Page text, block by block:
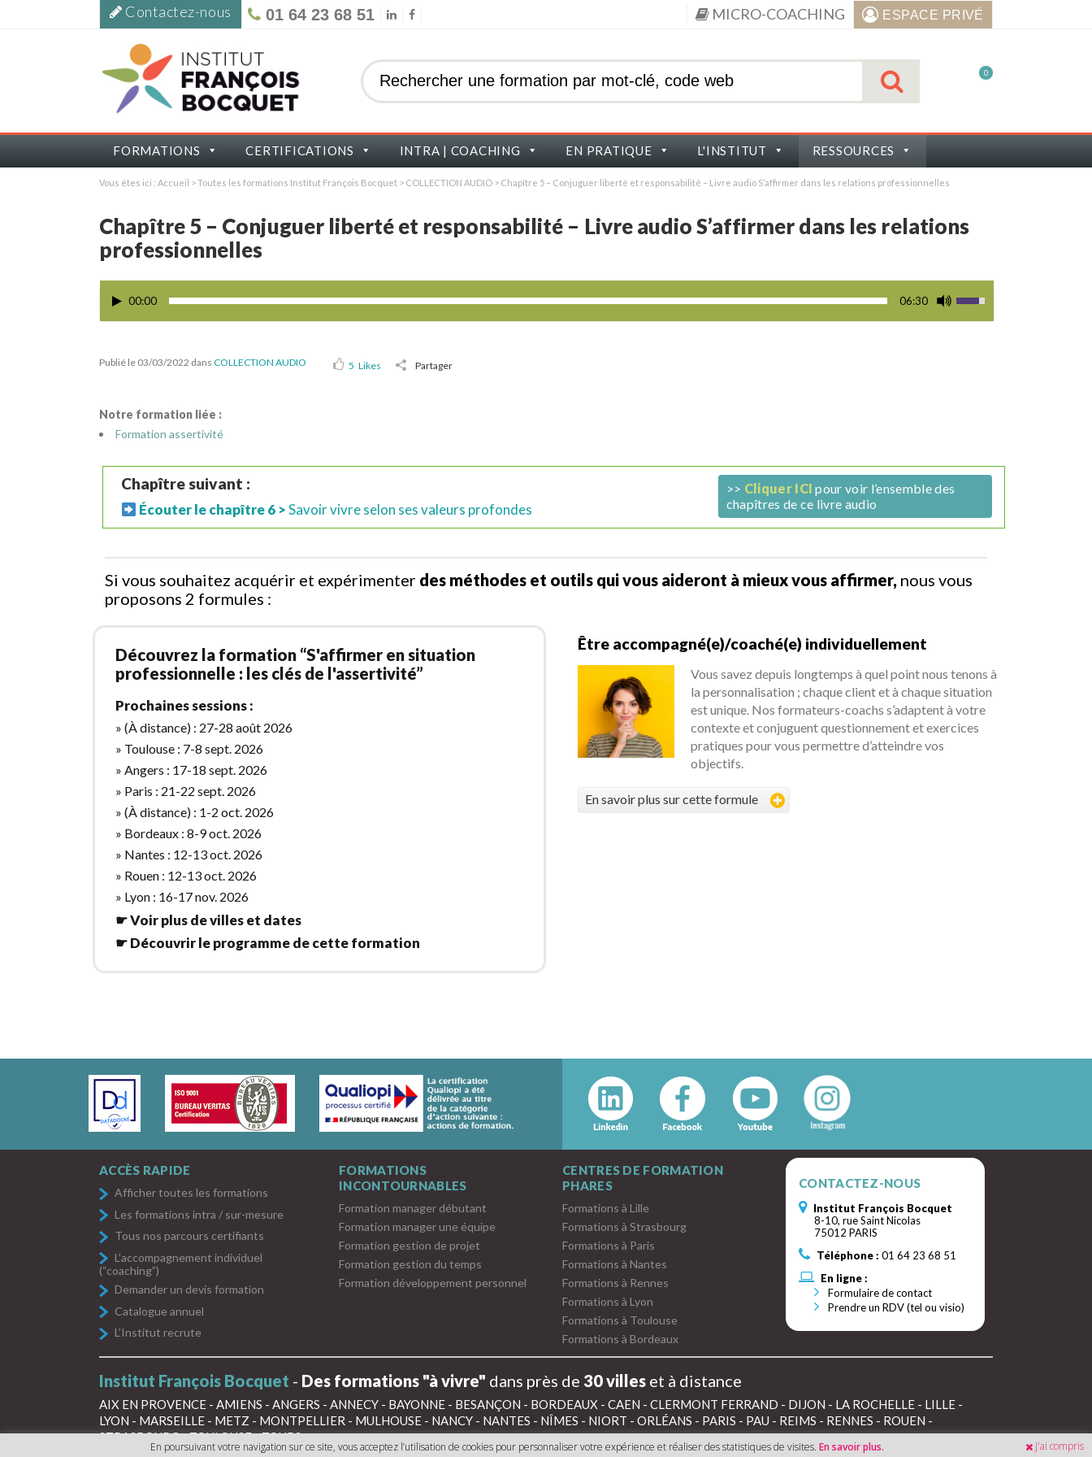
Contactez-nous 01 64 23 68 51 MICRO-COACHING ESPACE PRIVÉ
0
FORMATIONS CERTIFICATIONS INTRA | COACHING EN PRATIQUE L'INSTITUT RESSOURCES
Vous êtes ici : Accueil >Toutes les formations Institut François Bocquet > COLLECTION AUDIO > Chapître 5 – Conjuguer liberté et responsabilité – Livre audio S’affirmer dans les relations professionnelles
Chapître 5 – Conjuguer liberté et responsabilité – Livre audio S’affirmer dans les relations
professionnelles
00:00 06:30
Publié le 03/03/2022 dans COLLECTION AUDIO 5 Likes Partager
Notre formation liée :
Formation assertivité
Chapître suivant :
Écouter le chapître 6 >Savoir vivre selon ses valeurs profondes
>> Cliquer ICI pour voir l’ensemble des
chapîtres de ce livre audio
Si vous souhaitez acquérir et expérimenter des méthodes et outils qui vous aideront à mieux vous affirmer, nous vous
proposons 2 formules :
Découvrez la formation “S'affirmer en situation
professionnelle : les clés de l'assertivité”
Prochaines sessions :
» (À distance) : 27-28 août 2026
» Toulouse : 7-8 sept. 2026
» Angers : 17-18 sept. 2026
» Paris : 21-22 sept. 2026
» (À distance) : 1-2 oct. 2026
» Bordeaux : 8-9 oct. 2026
» Nantes : 12-13 oct. 2026
» Rouen : 12-13 oct. 2026
» Lyon : 16-17 nov. 2026
☛ Voir plus de villes et dates
☛ Découvrir le programme de cette formation
Être accompagné(e)/coaché(e) individuellement
Vous savez depuis longtemps à quel point nous tenons à
la personnalisation ; chaque client et à chaque situation
est unique. Nos formateurs-coachs s’adaptent à votre
contexte et conjuguent questionnement et exercices
pratiques pour vous permettre d’atteindre vos
objectifs.
En savoir plus sur cette formule
ACCÈS RAPIDE
Afficher toutes les formations
Les formations intra / sur-mesure
Tous nos parcours certifiants
L’accompagnement individuel
(“coaching”)
Demander un devis formation
Catalogue annuel
L’Institut recrute
FORMATIONS
INCONTOURNABLES
Formation manager débutant
Formation manager une équipe
Formation gestion de projet
Formation gestion du temps
Formation développement personnel
CENTRES DE FORMATION
PHARES
Formations à Lille
Formations à Strasbourg
Formations à Paris
Formations à Nantes
Formations à Rennes
Formations à Lyon
Formations à Toulouse
Formations à Bordeaux
CONTACTEZ-NOUS
Institut François Bocquet
8-10, rue Saint Nicolas
75012 PARIS
Téléphone : 01 64 23 68 51
En ligne :
Formulaire de contact
Prendre un RDV (tel ou visio)
Institut François Bocquet - Des formations "à vivre" dans près de 30 villes et à distance
AIX EN PROVENCE - AMIENS - ANGERS - ANNECY - BAYONNE - BESANÇON - BORDEAUX - CAEN - CLERMONT FERRAND - DIJON - LA ROCHELLE - LILLE -
LYON - MARSEILLE - METZ - MONTPELLIER - MULHOUSE - NANCY - NANTES - NÎMES - NIORT - ORLÉANS - PARIS - PAU - REIMS - RENNES - ROUEN -
STRASBOURG-TOULOUSE-TOURS
En poursuivant votre navigation sur ce site, vous acceptez l’utilisation de cookies pour personnaliser votre expérience et réaliser des statistiques de visites. En savoir plus. J'ai compris